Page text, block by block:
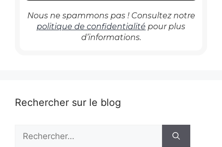
Nous ne spammons pas ! Consultez notre
politique de confidentialité pour plus
d’informations.
Rechercher sur le blog
Rechercher :